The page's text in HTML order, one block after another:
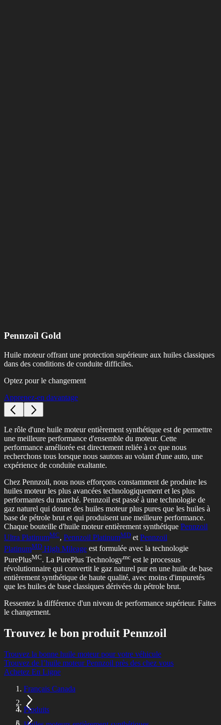
Pennzoil Gold
Huile moteur offrant une protection supérieure aux huiles classiques
dans des conditions de conduite difficiles.
Optez pour le changement
Apprenez-en davantage
Le rôle d'une huile moteur entièrement synthétique est de permettre
une meilleure performance d'ensemble du moteur. Cette
performance améliorée est directement reliée à ce que nous
recherchons tous lorsque nous sautons au volant d'une auto, une
expérience de conduite exaltante.
Chez Pennzoil, nous nous efforçons constamment de produire les
huiles moteur les plus avancées technologiquement et les plus
performantes du marché. Pennzoil est passé à une technologie de
gaz naturel qui donne des huiles moteur plus pures que les huiles à
base de pétrole brut et qui produisent une meilleure performance.
Chaque bouteille d'huile moteur entièrement synthétique Pennzoil
Ultra PlatinumMC, Pennzoil PlatinumMD et Pennzoil
PlatinumMD High Mileage est formulée avec la technologie
PurePlusMC. La PurePlus Technologymc est le processus
révolutionnaire qui convertit le gaz naturel pur en une huile de base
entièrement synthétique de haute qualité, avec moins d'impuretés
que les huiles de base classiques dérivées du pétrole brut.
Ressentez la différence d'un niveau de performance supérieur. Faites
le changement.
Trouvez le bon produit Pennzoil
Trouvez la bonne huile moteur pour votre véhicule
Trouvez de l’huile moteur Pennzoil près des chez vous
Achetez En Ligne
Français Canada
Produits